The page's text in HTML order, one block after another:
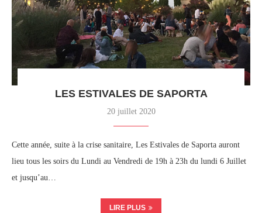
LES ESTIVALES DE SAPORTA
20 juillet 2020
Cette année, suite à la crise sanitaire, Les Estivales de Saporta auront
lieu tous les soirs du Lundi au Vendredi de 19h à 23h du lundi 6 Juillet
et jusqu’au…
LIRE PLUS